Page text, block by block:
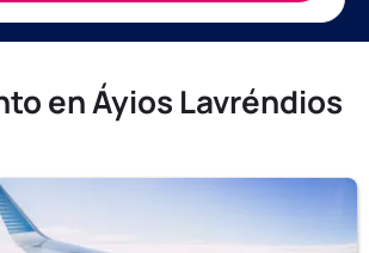
en Áyios Lavréndios